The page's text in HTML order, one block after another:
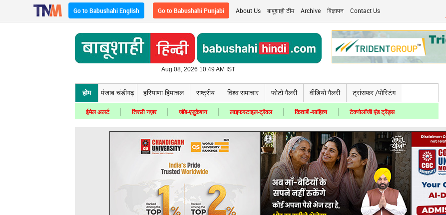
Go to Babushahi English Go to Babushahi Punjabi About Us बाबूशाही टीम Archive विज्ञापन Contact Us
Aug 08, 2026 10:49 AM IST
होम पंजाब-चंडीगढ़ हरियाणा-हिमाचल राष्ट्रीय विश्व समाचार फोटो गैलरी वीडियो गैलरी ट्रांसफर /पोस्टिंग
ईमेल अलर्ट तिरछी नज़र जॉब-एजुकेशन लाइफस्टाइल-ट्रैवल किताबें -साहित्य टेक्नोलॉजी एंड ट्रेंड्स